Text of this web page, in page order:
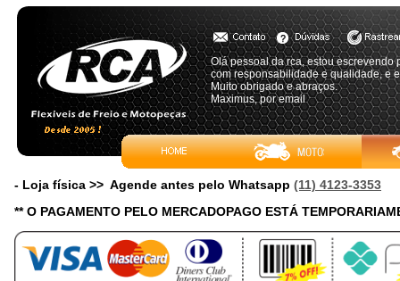
Olá pessoal da rca, estou
com responsabilidade e qualidade, e
Muito obrigado e abraços.
Maximus, por email
- Loja física >> Agende antes pelo Whatsapp (11) 4123-3353
** O PAGAMENTO PELO MERCADOPAGO ESTÁ